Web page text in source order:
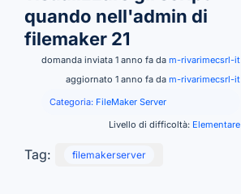
quando nell'admin di
filemaker 21
domanda inviata 1 anno fa da m-rivarimecsrl-it
aggiornato 1 anno fa da m-rivarimecsrl-it
Categoria: FileMaker Server
Livello di difficoltà: Elementare
Tag: filemakerserver